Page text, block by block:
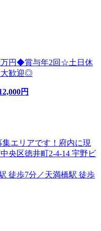
万円◆賞与年2回☆土日休
大歓迎◎
円
エリアです！府内に現
央区徳井町2-4-14 宇野ビ
徒歩7分／天満橋駅 徒歩